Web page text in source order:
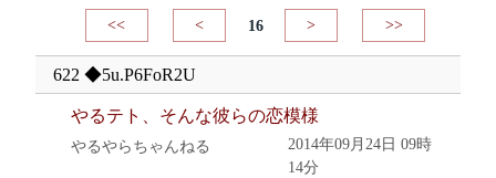
<< < 16 > >>
622 ◆5u.P6FoR2U
やるテト、そんな彼らの恋模様
やるやらちゃんねる
2014年09月24日 09時
14分